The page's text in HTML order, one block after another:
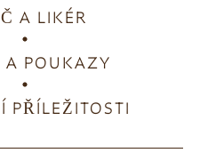
A LIKÉR
A POUKAZY
PŘÍLEŽITOSTI